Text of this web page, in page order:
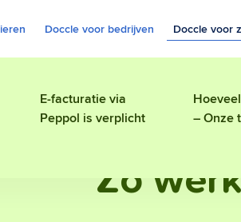
Doccle voor bedrijven Doccle voor
E-facturatie via
Peppol is verplicht
– Onze
Zo